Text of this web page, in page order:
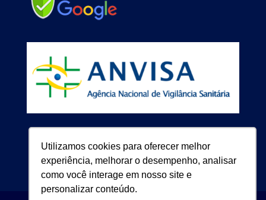
Utilizamos cookies para oferecer melhor
experiência, melhorar o desempenho, analisar
como você interage em nosso site e
personalizar conteúdo.